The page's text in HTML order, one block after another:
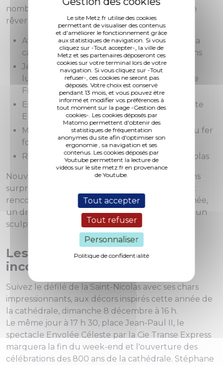
Le site Metz.fr utilise des cookies
permettant de visualiser des contenus
et d'améliorer le fonctionnement grâce
aux statistiques de navigation. Si vous
cliquez sur -Tout accepter-, la ville de
Metz et ses partenaires déposeront ces
cookies sur votre terminal lors de votre
navigation. Si vous cliquez sur -Tout
refuser-, ces cookies ne seront pas
déposés. Votre choix est conservé
pendant 13 mois, et vous pouvez être
informé et modifier vos préférences à
tout moment sur la page -Gestion des
cookies-. Les cookies déposés par
Matomo permettent d'obtenir des
statistiques de fréquentation
anonymes du site afin d'optimiser son
ergonomie , sa navigation et ses
contenus. Les cookies déposés par
Youtube permettent la lecture de
vidéos sur le site metz.fr en provenance
de Youtube.
Tout accepter
Tout refuser
Personnaliser
Politique de confidentialité
nombreuses animations qui comptent bien faire
rêver les petits comme les plus grands :
Ateliers créatifs en lien avec les 800 ans de la
cathédrale, proposés par diverses associations
Jeux aux tailles surdimensionnées de la
ludothèque des Éclaireuses et Éclaireurs de
France
Espace cocooning par l'équipe du pôle Petite
Enfance de la Ville
Manèges d'antan poétiques en bois flotté ou fer
forgé
Rencontre et photo souvenir avec saint Nicolas
Nouveauté 2019, de nombreuses déambulations
surprises vous réservent moments d'émotion et
rencontres inattendues (une fanfare survitaminée,
un dragon farceur grandeur nature ou encore un
sculpteur de barbe à papa).
Les évènements
incontournables
Suivez le défilé de la Saint-Nicolas avec ses chars
impressionnants, aux décors inspirés cette année de
la cathédrale, dimanche 8 décembre à 16 h.
Le même jour à 17 h 30, place Jean-Paul II, le
spectacle Envolée Céleste par la Cie Transe Express
marquera la fin du week-end et l'ouverture des
célébrations des 800 ans de la cathédrale. Stéphane